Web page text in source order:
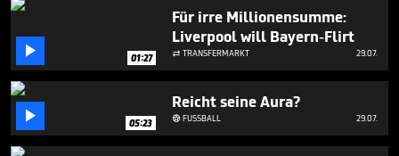
 01:27
Für irre Millionensumme:
Liverpool will Bayern-Flirt
 TRANSFERMARKT 29.07.
 05:23
Reicht seine Aura?
FUSSBALL 29.07.